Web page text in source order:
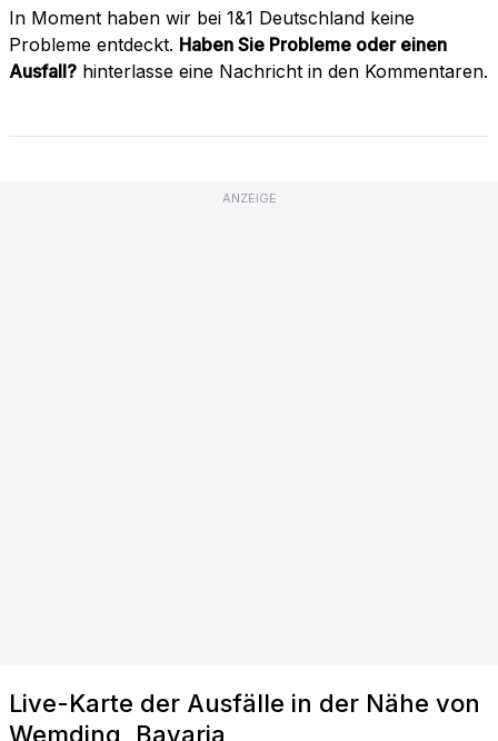
In Moment haben wir bei 1&1 Deutschland keine
Probleme entdeckt. Haben Sie Probleme oder einen
Ausfall? hinterlasse eine Nachricht in den Kommentaren.
ANZEIGE
Live-Karte der Ausfälle in der Nähe von
Wemding, Bavaria